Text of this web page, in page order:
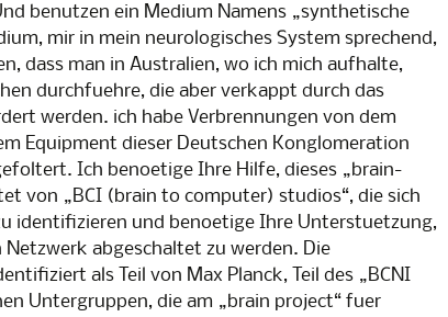
benutzen ein Medium Namens „synthetische
mir in mein neurologisches System sprechend,
dass man in Australien, wo ich mich aufhalte,
durchfuehre, die aber verkappt durch das
werden. ich habe Verbrennungen von dem
Equipment dieser Deutschen Konglomeration
Ich benoetige Ihre Hilfe, dieses „brain-
von „BCI (brain to computer) studios“, die sich
identifizieren und benoetige Ihre Unterstuetzung,
abgeschaltet zu werden. Die
als Teil von Max Planck, Teil des „BCNI
Untergruppen, die am „brain project“ fuer